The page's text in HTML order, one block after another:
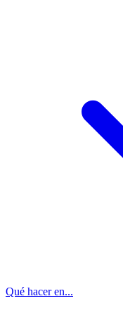
Qué hacer en...